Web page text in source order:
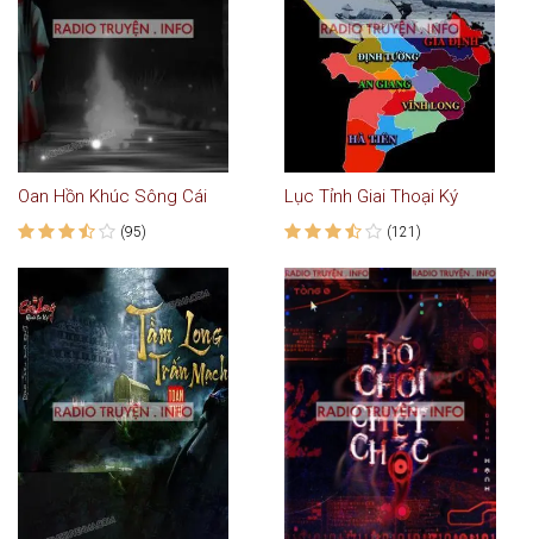
Oan Hồn Khúc Sông Cái
(95)
Lục Tỉnh Giai Thoại Ký
(121)